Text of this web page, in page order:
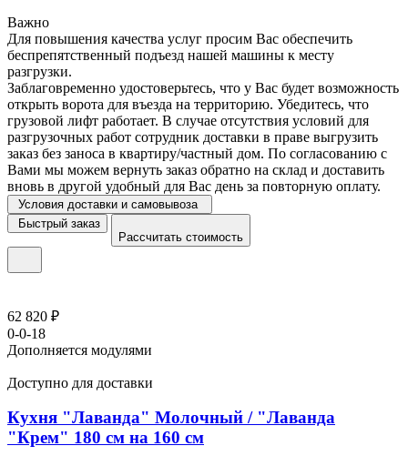
Важно
Для повышения качества услуг просим Вас обеспечить
беспрепятственный подъезд нашей машины к месту
разгрузки.
Заблаговременно удостоверьтесь, что у Вас будет возможность
открыть ворота для въезда на территорию. Убедитесь, что
грузовой лифт работает. В случае отсутствия условий для
разгрузочных работ сотрудник доставки в праве выгрузить
заказ без заноса в квартиру/частный дом. По согласованию с
Вами мы можем вернуть заказ обратно на склад и доставить
вновь в другой удобный для Вас день за повторную оплату.
Условия доставки и самовывоза
Быстрый заказ
Рассчитать стоимость
62 820 ₽
0-0-18
Дополняется модулями
Доступно для доставки
Кухня "Лаванда" Молочный / "Лаванда
"Крем" 180 см на 160 см